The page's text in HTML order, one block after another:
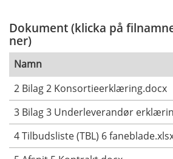
Dokument (klicka på
ner)
Namn
2 Bilag 2 Konsortieerklæring.docx
3 Bilag 3 Underleverandør
4 Tilbudsliste (TBL) 6